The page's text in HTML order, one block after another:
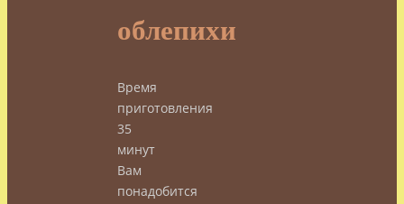
облепихи
Время
приготовления
35
минут
Вам
понадобится